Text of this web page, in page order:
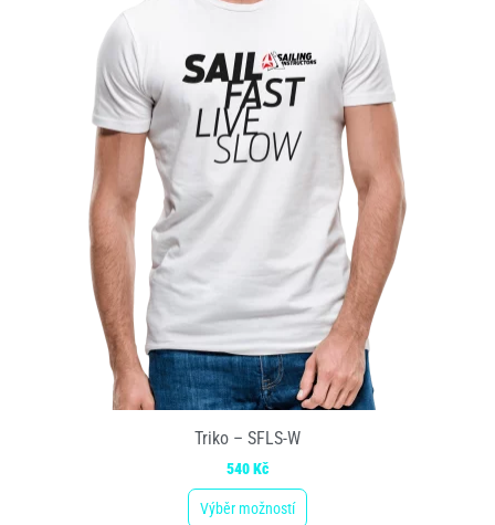
Triko – SFLS-W
540Kč
Výběr možností